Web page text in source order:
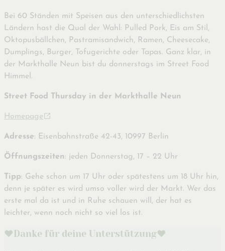
Bei 60 Ständen mit Speisen aus den unterschiedlichsten
Ländern hast die Qual der Wahl: Pulled Pork, Eis am Stil,
Oktopusbällchen, Pastramisandwich, Ramen, Cheesecake,
Dumplings, Burger, Tofugerichte oder Tapas. Ganz klar, in
der Markthalle Neun bist du donnerstags im Street Food
Himmel.
Street Food Thursday in der Markthalle Neun
Homepage
Adresse: Eisenbahnstraße 42-43, 10997 Berlin
Öffnungszeiten: jeden Donnerstag, 17 – 22 Uhr
Tipp: Gehe schon um 17 Uhr oder spätestens um 18 Uhr hin,
denn je später es wird umso voller wird der Markt. Wer das
erste mal da ist und in Ruhe schauen will, der hat es
leichter, wenn noch nicht so viel los ist.
♥️Danke für deine Unterstützung♥️